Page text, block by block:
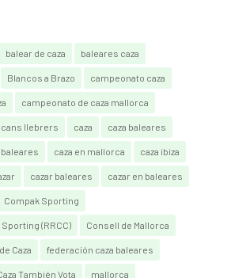
balear de caza baleares caza
Blancos a Brazo campeonato caza
campeonato de caza mallorca
cans llebrers caza caza baleares
baleares caza en mallorca caza ibiza
cazar baleares cazar en baleares
Compak Sporting
(RRCC) Consell de Mallorca
Caza federación caza baleares
También Vota mallorca